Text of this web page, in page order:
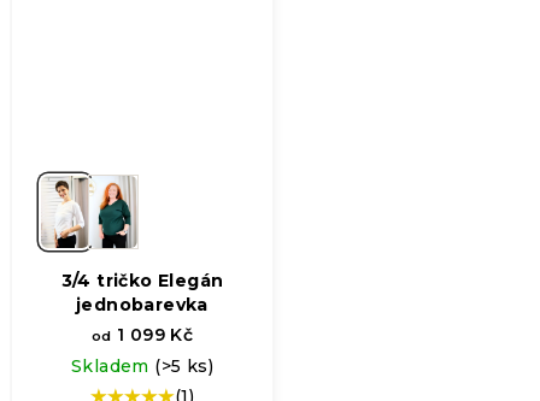
3/4 tričko Elegán
jednobarevka
od 1 099 Kč
Skladem (>5 ks)